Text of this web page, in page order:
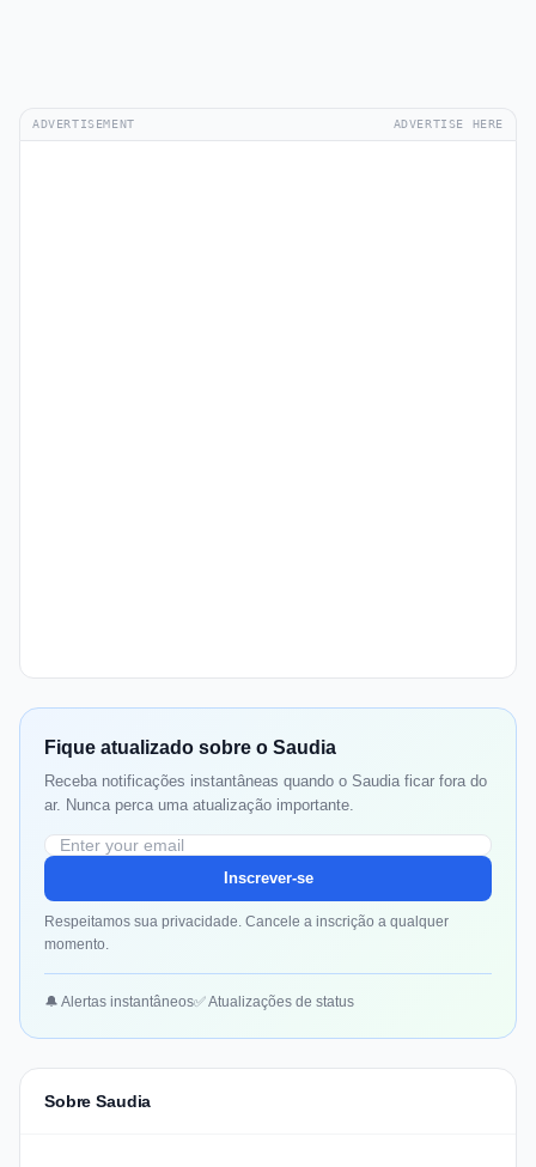
ADVERTISEMENT ADVERTISE HERE
Fique atualizado sobre o Saudia
Receba notificações instantâneas quando o Saudia ficar fora do
ar. Nunca perca uma atualização importante.
Inscrever-se
Respeitamos sua privacidade. Cancele a inscrição a qualquer
momento.
🔔 Alertas instantâneos✅ Atualizações de status
Sobre Saudia